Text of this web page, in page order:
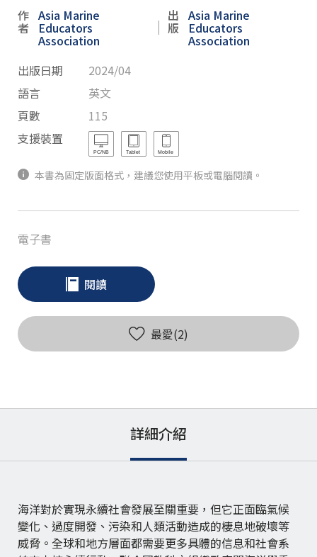
作
者
Asia Marine
Educators
Association
出
版
Asia Marine
Educators
Association
出版日期
2024/04
語言
英文
頁數
115
支援裝置
本書為固定版面格式，建議您使用平板或電腦閱讀。
電子書
閱讀
最愛(2)
詳細介紹
海洋對於實現永續社會發展至關重要，但它正面臨氣候
變化、過度開發、污染和人類活動造成的棲息地破壞等
威脅。全球和地方層面都需要更多具體的信息和社會系